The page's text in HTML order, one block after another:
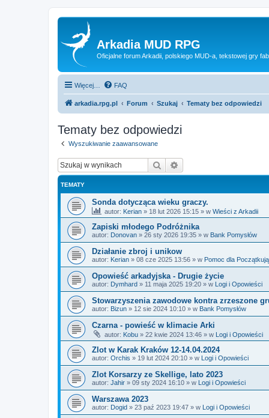
Arkadia MUD RPG
Oficjalne forum Arkadii, polskiego MUD-a, tekstowej gry
Więcej… FAQ
arkadia.rpg.pl Forum Szukaj Tematy bez odpowiedzi
Tematy bez odpowiedzi
Wyszukiwanie zaawansowane
Szukaj
TEMATY
Sonda dotycząca wieku graczy.
autor: Kerian » 18 lut 2026 15:15 » w Wieści z Arkadii
Zapiski młodego Podróżnika
autor: Donovan » 26 sty 2026 19:35 » w Bank Pomysłów
Działanie zbroj i unikow
autor: Kerian » 08 cze 2025 13:56 » w Pomoc dla
Opowieść arkadyjska - Drugie życie
autor: Dymhard » 11 maja 2025 19:20 » w Logi i Opowieści
Stowarzyszenia zawodowe kontra zrzeszone
autor: Bizun » 12 sie 2024 10:10 » w Bank Pomysłów
Czarna - powieść w klimacie Arki
autor: Kobu » 22 kwie 2024 13:46 » w Logi i Opowieści
Zlot w Karak Kraków 12-14.04.2024
autor: Orchis » 19 lut 2024 20:10 » w Logi i Opowieści
Zlot Korsarzy ze Skellige, lato 2023
autor: Jahir » 09 sty 2024 16:10 » w Logi i Opowieści
Warszawa 2023
autor: Dogid » 23 paź 2023 19:47 » w Logi i Opowieści